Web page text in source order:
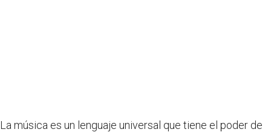
La música es un lenguaje universal que tiene el poder de